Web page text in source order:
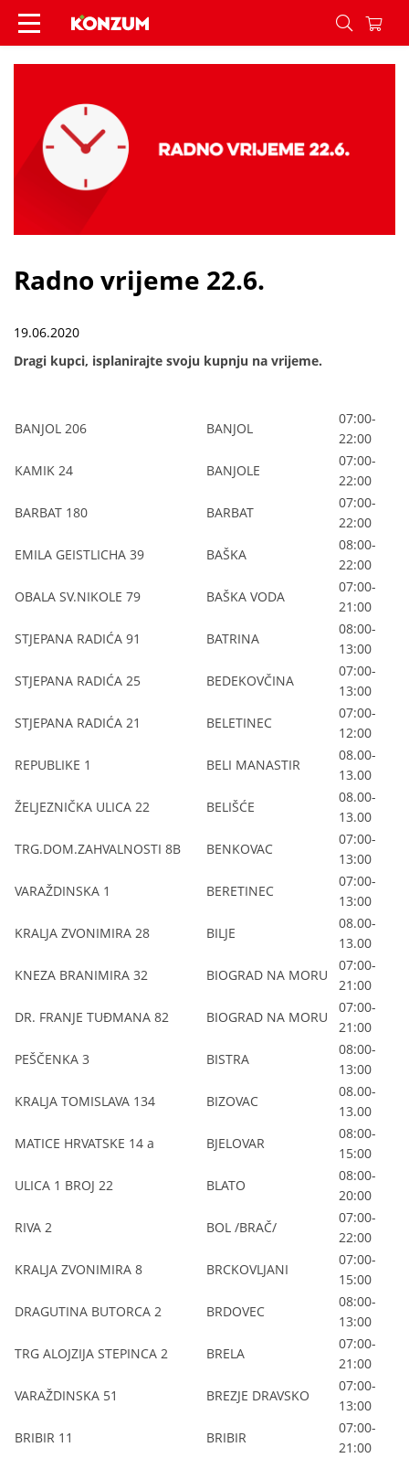
Radno vrijeme 22.6. - Vijesti - Konzum
Radno vrijeme 22.6.
19.06.2020
Dragi kupci, isplanirajte svoju kupnju na vrijeme.
BANJOL 206 BANJOL
07:00-
22:00
KAMIK 24
BANJOLE
07:00-
22:00
BARBAT 180
BARBAT
07:00-
22:00
EMILA GEISTLICHA 39
BAŠKA
08:00-
22:00
OBALA SV.NIKOLE 79
BAŠKA VODA
07:00-
21:00
STJEPANA RADIĆA 91
BATRINA
08:00-
13:00
STJEPANA RADIĆA 25
BEDEKOVČINA
07:00-
13:00
STJEPANA RADIĆA 21
BELETINEC
07:00-
12:00
REPUBLIKE 1
BELI MANASTIR
08.00-
13.00
ŽELJEZNIČKA ULICA 22
BELIŠĆE
08.00-
13.00
TRG.DOM.ZAHVALNOSTI 8B
BENKOVAC
07:00-
13:00
VARAŽDINSKA 1
BERETINEC
07:00-
13:00
KRALJA ZVONIMIRA 28
BILJE
08.00-
13.00
KNEZA BRANIMIRA 32
BIOGRAD NA MORU
07:00-
21:00
DR. FRANJE TUĐMANA 82
BIOGRAD NA MORU
07:00-
21:00
PEŠČENKA 3
BISTRA
08:00-
13:00
KRALJA TOMISLAVA 134
BIZOVAC
08.00-
13.00
MATICE HRVATSKE 14 a
BJELOVAR
08:00-
15:00
ULICA 1 BROJ 22
BLATO
08:00-
20:00
RIVA 2
BOL /BRAČ/
07:00-
22:00
KRALJA ZVONIMIRA 8
BRCKOVLJANI
07:00-
15:00
DRAGUTINA BUTORCA 2
BRDOVEC
08:00-
13:00
TRG ALOJZIJA STEPINCA 2
BRELA
07:00-
21:00
VARAŽDINSKA 51
BREZJE DRAVSKO
07:00-
13:00
BRIBIR 11
BRIBIR
07:00-
21:00